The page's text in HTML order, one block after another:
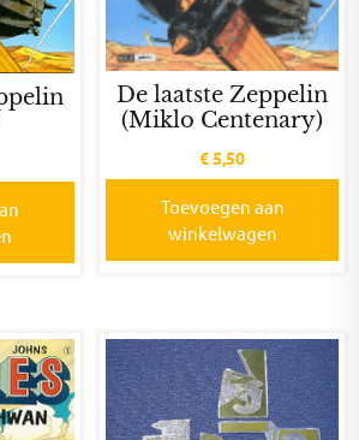
De laatste Zeppelin
(Miklo Centenary)
€5,50
Toevoegen aan
winkelwagen